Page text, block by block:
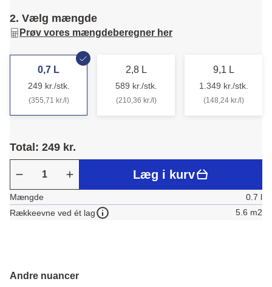
2. Vælg mængde
Prøv vores mængdeberegner her
0,7 L
249 kr./stk.
(355,71 kr./l)
2,8 L
589 kr./stk.
(210,36 kr./l)
9,1 L
1.349 kr./stk.
(148,24 kr./l)
Total: 249 kr.
Læg i kurv
Mængde
0.7 l
Rækkeevne ved ét lag
5.6 m2
Andre nuancer